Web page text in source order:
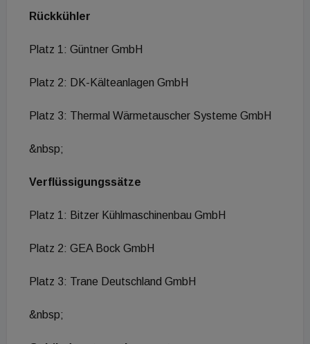
Rückkühler
Platz 1: Güntner GmbH
Platz 2: DK-Kälteanlagen GmbH
Platz 3: Thermal Wärmetauscher Systeme GmbH
&nbsp;
Verflüssigungssätze
Platz 1: Bitzer Kühlmaschinenbau GmbH
Platz 2: GEA Bock GmbH
Platz 3: Trane Deutschland GmbH
&nbsp;